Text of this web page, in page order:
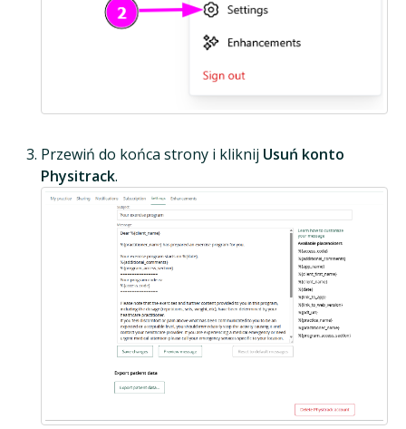
Przewiń do końca strony i kliknij Usuń konto
Physitrack.